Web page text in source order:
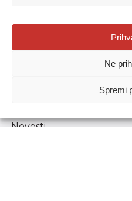
Ne
Spremi
Agencija za odgoj i
Donje Svetice 38, 10000
1778129
Prenošenje sadržaja
Novosti